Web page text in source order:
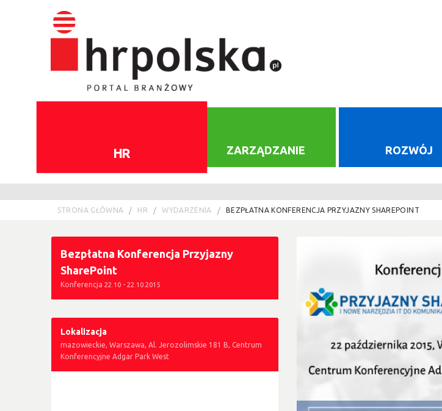
HR ZARZĄDZANIE ROZWÓJ
STRONA GŁÓWNA HR WYDARZENIA BEZPŁATNA KONFERENCJA PRZYJAZNY SHAREPOINT
Bezpłatna Konferencja Przyjazny
SharePoint
Konferencja22.10 -22.10.2015
Lokalizacja
mazowieckie, Warszawa, Al. Jerozolimskie 181 B, Centrum
Konferencyjne Adgar Park West